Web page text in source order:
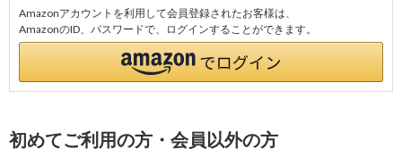
Amazonアカウントを利用して会員登録されたお客様は、
AmazonのID、パスワードで、ログインすることができます。
初めてご利用の方・会員以外の方